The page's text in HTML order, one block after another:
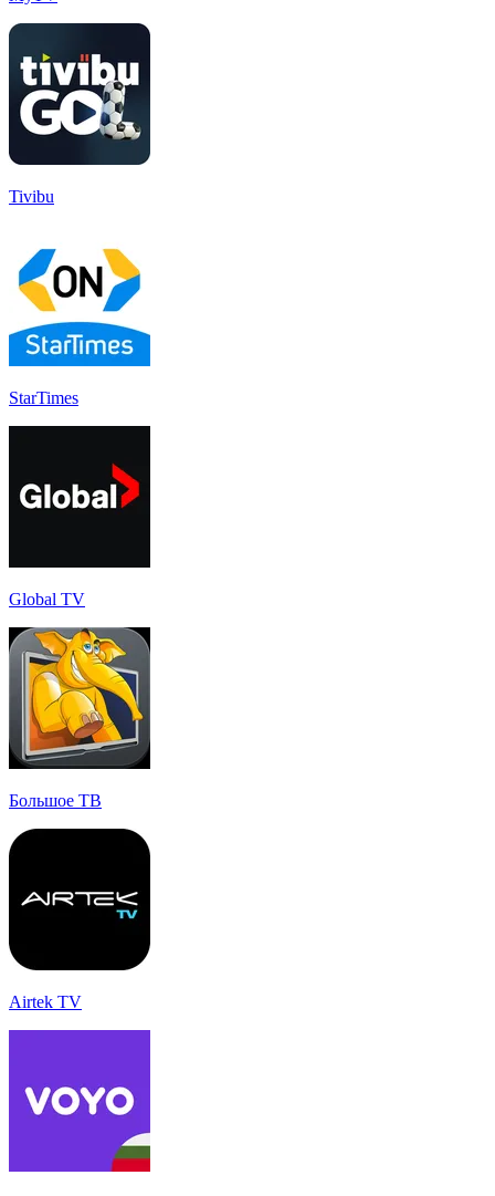
Tivibu
StarTimes
Global TV
Большое ТВ
Airtek TV